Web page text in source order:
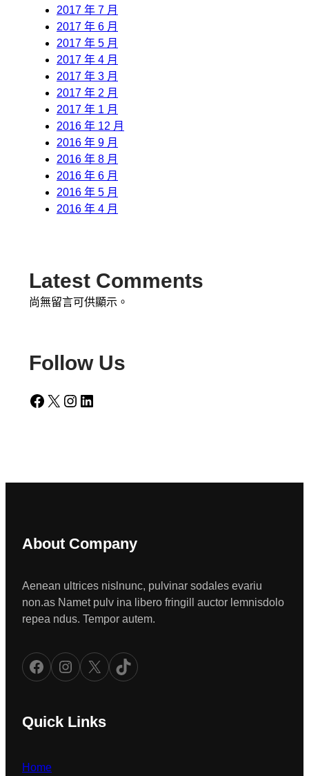
2017 年 7 月
2017 年 6 月
2017 年 5 月
2017 年 4 月
2017 年 3 月
2017 年 2 月
2017 年 1 月
2016 年 12 月
2016 年 9 月
2016 年 8 月
2016 年 6 月
2016 年 5 月
2016 年 4 月
Latest Comments
尚無留言可供顯示。
Follow Us
Facebook X Instagram LinkedIn
About Company
Aenean ultrices nislnunc, pulvinar sodales evariu
non.as Namet pulv ina libero fringill auctor lemnisdolo
repea ndus. Tempor autem.
Facebook Instagram X TikTok
Quick Links
Home